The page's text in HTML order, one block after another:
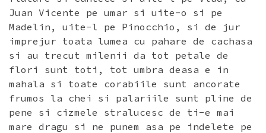
Juan Vicente pe umar si uite-o si pe
Madelin, uite-l pe Pinocchio, si de jur
imprejur toata lumea cu pahare de cachasa
si au trecut milenii da tot petale de
flori sunt toti, tot umbra deasa e in
mahala si toate corabiile sunt ancorate
frumos la chei si palariile sunt pline de
pene si cizmele stralucesc de ti-e mai
mare dragu si ne punem asa pe indelete pe